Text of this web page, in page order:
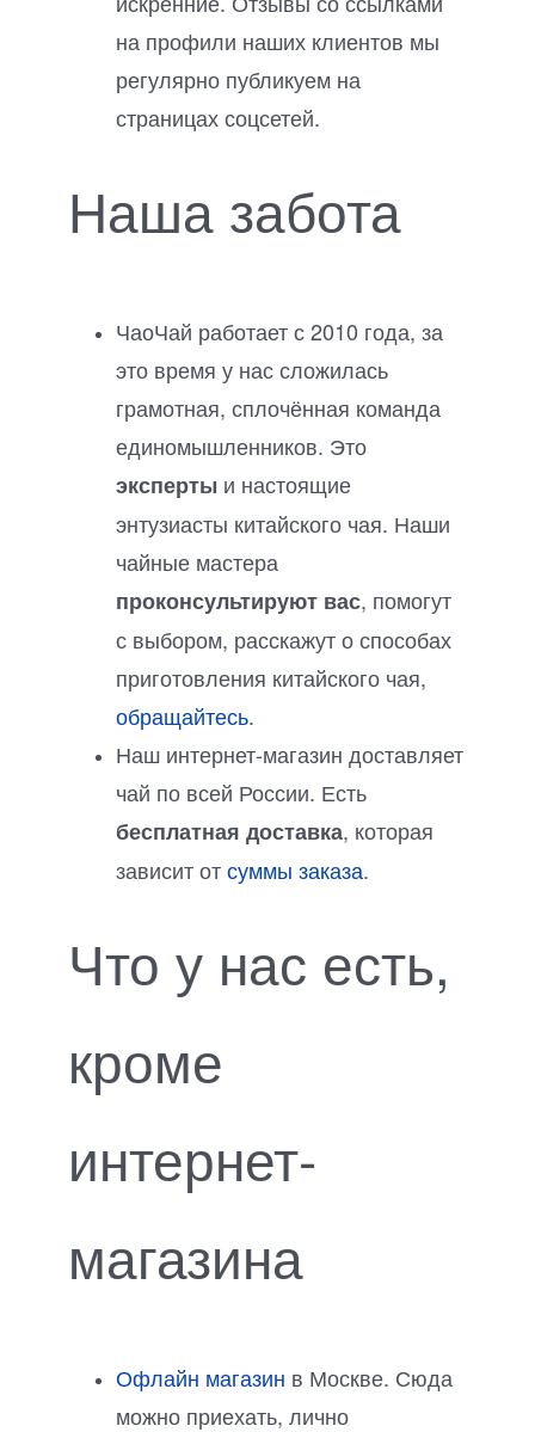
на профили наших клиентов мы
регулярно публикуем на
страницах соцсетей.
Наша забота
ЧаоЧай работает с 2010 года, за
это время у нас сложилась
грамотная, сплочённая команда
единомышленников. Это
эксперты и настоящие
энтузиасты китайского чая. Наши
чайные мастера
проконсультируют вас, помогут
с выбором, расскажут о способах
приготовления китайского чая,
обращайтесь.
Наш интернет-магазин доставляет
чай по всей России. Есть
бесплатная доставка, которая
зависит отсуммы заказа.
Что у нас есть,
кроме
интернет-
магазина
Офлайн магазин в Москве. Сюда
можно приехать, лично